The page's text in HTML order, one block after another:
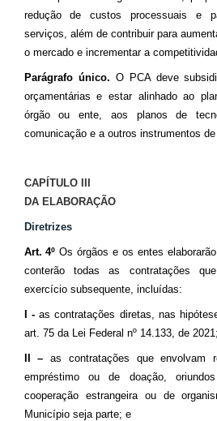
redução de custos processuais e
serviços, além de contribuir para
o mercado e incrementar a
Parágrafo único. O PCA deve
orçamentárias e estar alinhado ao
órgão ou ente, aos planos de
comunicação e a outros instrumentos
CAPÍTULO III
DA ELABORAÇÃO
Diretrizes
Art. 4º Os órgãos e os entes
conterão todas as contratações
exercício subsequente, incluídas:
I -as contratações diretas, nas
art. 75 da Lei Federal nº 14.133, de 2021;
II – as contratações que envolvam
empréstimo ou de doação,
cooperação estrangeira ou de
Município seja parte; e